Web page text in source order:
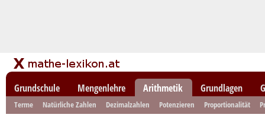
Grundschule Mengenlehre Arithmetik Grundlagen
Terme Natürliche Zahlen Dezimalzahlen Potenzieren Proportionalität